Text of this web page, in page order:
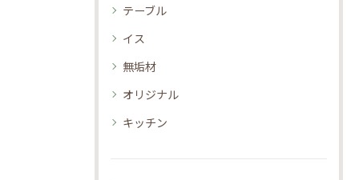
テーブル
イス
無垢材
オリジナル
キッチン